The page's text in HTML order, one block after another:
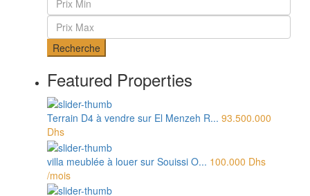
Recherche
Featured Properties
Terrain D4 à vendre sur El Menzeh R... 93.500.000
Dhs
villa meublée à louer sur Souissi O... 100.000 Dhs
/mois